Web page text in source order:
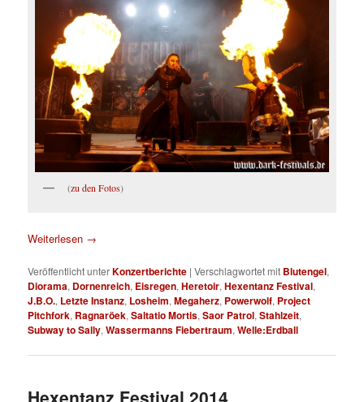
(zu den Fotos)
Weiterlesen →
Veröffentlicht unterKonzertberichte |Verschlagwortet mit Blutengel,
Diorama, Dornenreich, Eisregen,Heretoir,Hexentanz Festival,
J.B.O., Letzte Instanz, Losheim,Megaherz, Powerwolf, Project
Pitchfork, Ragnaröek,Saltatio Mortis,Saor Patrol,Stahlzeit,
Subway to Sally,Wassermanns Fiebertraum,Welle:Erdball
Hexentanz Festival 2014